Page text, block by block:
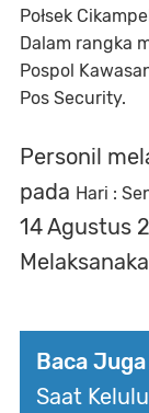
Połsek
Dalam rangka
Pospol
Pos Security.
Personil
pada Hari :
14 Agustus
Baca Juga
Saat